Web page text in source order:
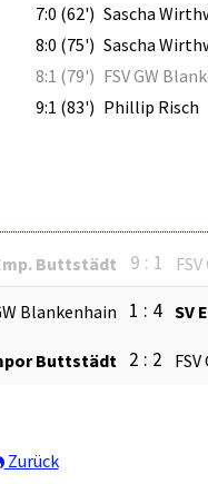
7:0 (62') Sascha
8:0 (75') Sascha
8:1 (79') FSV GW
9:1 (83') Phillip Risch
Buttstädt 9 : 1
Blankenhain 1 : 4 SV
Buttstädt 2 : 2
Zurück